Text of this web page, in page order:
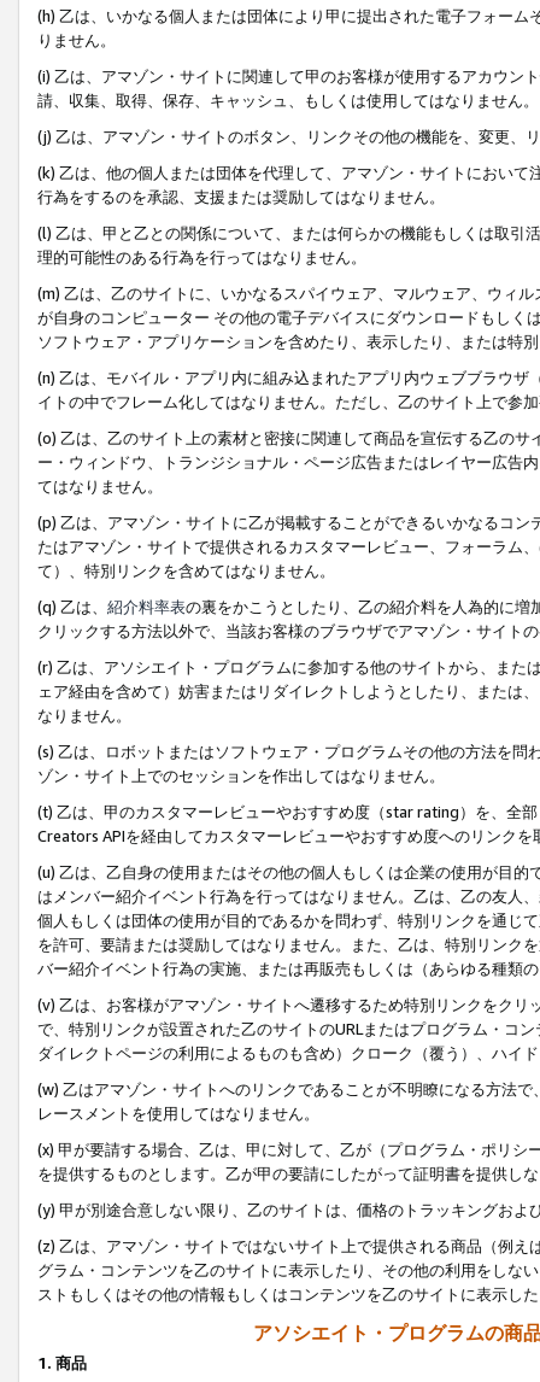
(h) 乙は、いかなる個人または団体により甲に提出された電子フォー
りません。
(i) 乙は、アマゾン・サイトに関連して甲のお客様が使用するアカウン
請、収集、取得、保存、キャッシュ、もしくは使用してはなりません。
(j) 乙は、アマゾン・サイトのボタン、リンクその他の機能を、変更、
(k) 乙は、他の個人または団体を代理して、アマゾン・サイトにおい
行為をするのを承認、支援または奨励してはなりません。
(l) 乙は、甲と乙との関係について、または何らかの機能もしくは取
理的可能性のある行為を行ってはなりません。
(m) 乙は、乙のサイトに、いかなるスパイウェア、マルウェア、ウィ
が自身のコンピューター その他の電子デバイスにダウンロードもし
ソフトウェア・アプリケーションを含めたり、表示したり、または特
(n) 乙は、モバイル・アプリ内に組み込まれたアプリ内ウェブブラウ
イトの中でフレーム化してはなりません。ただし、乙のサイト上で参
(o) 乙は、乙のサイト上の素材と密接に関連して商品を宣伝する乙の
ー・ウィンドウ、トランジショナル・ページ広告またはレイヤー広告
てはなりません。
(p) 乙は、アマゾン・サイトに乙が掲載することができるいかなるコ
たはアマゾン・サイトで提供されるカスタマーレビュー、フォーラム
て）、特別リンクを含めてはなりません。
(q) 乙は、 紹介料率表の裏をかこうとしたり、乙の紹介料を人為的に
クリックする方法以外で、当該お客様のブラウザでアマゾン・サイト
(r) 乙は、アソシエイト・プログラムに参加する他のサイトから、ま
ェア経由を含めて）妨害またはリダイレクトしようとしたり、または
なりません。
(s) 乙は、ロボットまたはソフトウェア・プログラムその他の方法を
ゾン・サイト上でのセッションを作出してはなりません。
(t) 乙は、甲のカスタマーレビューやおすすめ度（star rating）を、全
Creators APIを経由してカスタマーレビューやおすすめ度へのリンクを
(u) 乙は、乙自身の使用またはその他の個人もしくは企業の使用が目
はメンバー紹介イベント行為を行ってはなりません。乙は、乙の友人
個人もしくは団体の使用が目的であるかを問わず、特別リンクを通じ
を許可、要請または奨励してはなりません。また、乙は、特別リンク
バー紹介イベント行為の実施、または再販売もしくは（あらゆる種類
(v) 乙は、お客様がアマゾン・サイトへ遷移するため特別リンクをク
で、特別リンクが設置された乙のサイトのURLまたはプログラム・コ
ダイレクトページの利用によるものも含め）クローク（覆う）、ハイ
(w) 乙はアマゾン・サイトへのリンクであることが不明瞭になる方法
レースメントを使用してはなりません。
(x) 甲が要請する場合、乙は、甲に対して、乙が（プログラム・ポリ
を提供するものとします。乙が甲の要請にしたがって証明書を提供し
(y) 甲が別途合意しない限り、乙のサイトは、価格のトラッキングお
(z) 乙は、アマゾン・サイトではないサイト上で提供される商品（例
グラム・コンテンツを乙のサイトに表示したり、その他の利用をしな
ストもしくはその他の情報もしくはコンテンツを乙のサイトに表示し
アソシエイト・プログラムの商
1. 商品